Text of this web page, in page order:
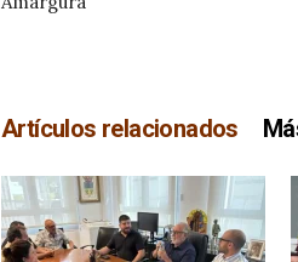
Artículos relacionados